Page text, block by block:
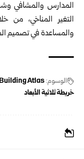
المدارس والمشافي
التغير المناخي، من
والمساعدة في تصميم
الوسوم:Atlas
خريطة ثلاثية الأبعاد